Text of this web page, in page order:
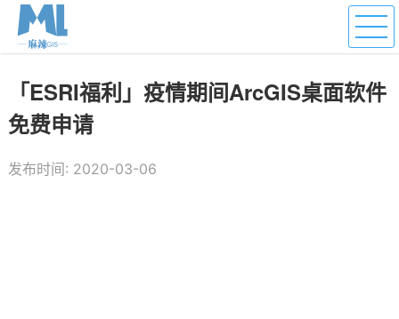
「ESRI福利」疫情期间ArcGIS桌面软件
免费申请
发布时间: 2020-03-06